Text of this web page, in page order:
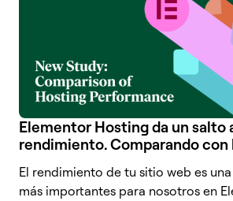
Elementor Hosting da un salto
rendimiento. Comparando con
El rendimiento de tu sitio web es
más importantes para nosotros en